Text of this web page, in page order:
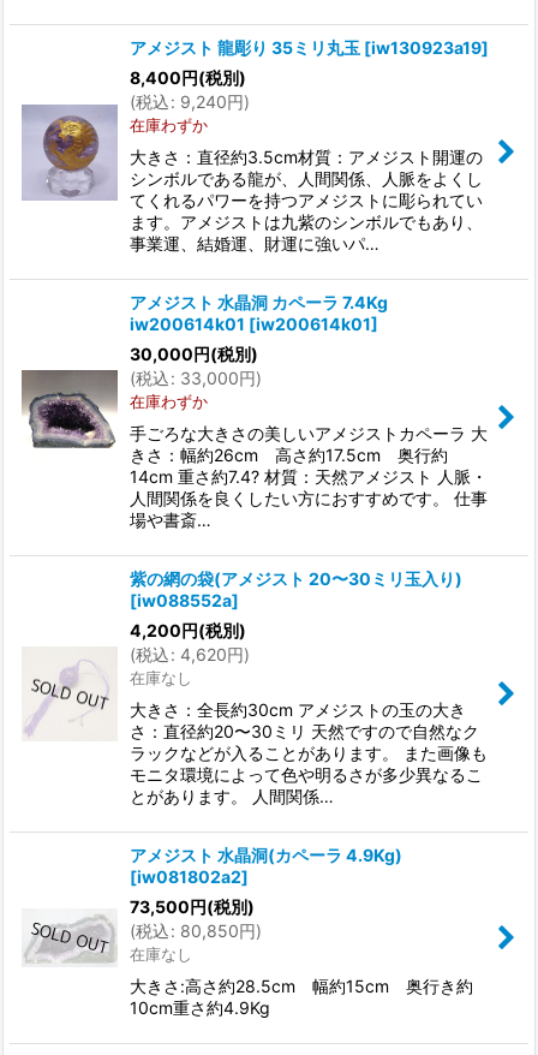
アメジスト 龍彫り 35ミリ丸玉 [iw130923a19]
8,400円(税別)
(税込: 9,240円)
在庫わずか
大きさ：直径約3.5cm材質：アメジスト開運の
シンボルである龍が、人間関係、人脈をよくし
てくれるパワーを持つアメジストに彫られてい
ます。アメジストは九紫のシンボルでもあり、
事業運、結婚運、財運に強いパ…
アメジスト 水晶洞 カペーラ 7.4Kg
iw200614k01 [iw200614k01]
30,000円(税別)
(税込: 33,000円)
在庫わずか
手ごろな大きさの美しいアメジストカペーラ 大
きさ：幅約26cm 高さ約17.5cm 奥行約
14cm 重さ約7.4? 材質：天然アメジスト 人脈・
人間関係を良くしたい方におすすめです。 仕事
場や書斎…
紫の網の袋(アメジスト 20〜30ミリ玉入り)
[iw088552a]
4,200円(税別)
(税込: 4,620円)
在庫なし
大きさ：全長約30cm アメジストの玉の大き
さ：直径約20〜30ミリ 天然ですので自然なク
ラックなどが入ることがあります。 また画像も
モニタ環境によって色や明るさが多少異なるこ
とがあります。 人間関係…
アメジスト 水晶洞(カペーラ 4.9Kg)
[iw081802a2]
73,500円(税別)
(税込: 80,850円)
在庫なし
大きさ:高さ約28.5cm 幅約15cm 奥行き約
10cm重さ約4.9Kg